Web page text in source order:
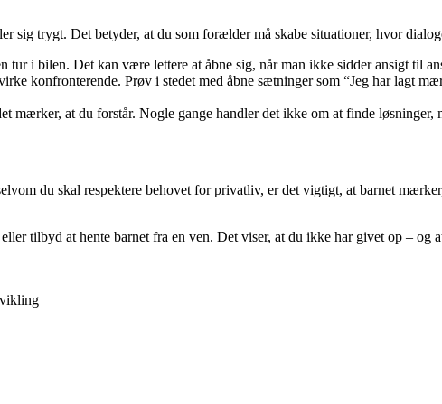
sig trygt. Det betyder, at du som forælder må skabe situationer, hvor
tur i bilen. Det kan være lettere at åbne sig, når man ikke sidder ansigt til
konfronterende. Prøv i stedet med åbne sætninger som “Jeg har lagt
mærker, at du forstår. Nogle gange handler det ikke om at finde løsninger,
du skal respektere behovet for privatliv, er det vigtigt, at barnet
tilbyd at hente barnet fra en ven. Det viser, at du ikke har givet op – og